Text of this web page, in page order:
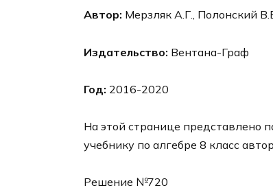
Автор: Мерзляк А.Г., Полонский
Издательство: Вентана-Граф
Год: 2016-2020
На этой странице представлено
учебнику по алгебре 8 класс
Решение №720